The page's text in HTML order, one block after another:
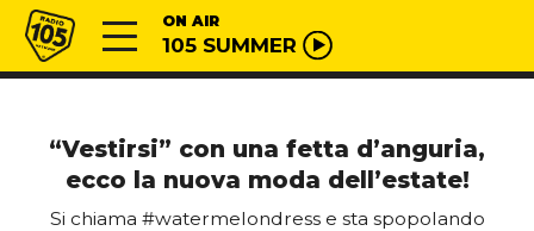
Vai al contenuto
Radio 105 ON AIR
105 SUMMER
“Vestirsi” con una fetta d’anguria,
ecco la nuova moda dell’estate!
Si chiama #watermelondress e sta spopolando